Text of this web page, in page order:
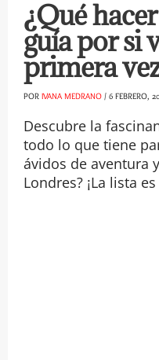
¿Qué
guía por si
primera
POR IVANA MEDRANO / 6 FEBRERO,
Descubre la
todo lo que tiene
ávidos de aventura
Londres? ¡La lista